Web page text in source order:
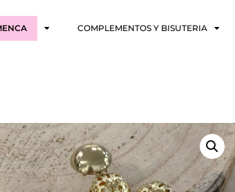
COMPLEMENTOS Y BISUTERIA